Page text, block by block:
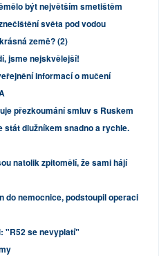
být největším smetištěm
světa pod vodou
země? (2)
jsme nejskvělejší!
informací o mučení
přezkoumání smluv s Ruskem
stát dlužníkem snadno a rychle.
natolik zpitomělí, že sami hájí
do nemocnice, podstoupil operaci
"R52 se nevyplatí"